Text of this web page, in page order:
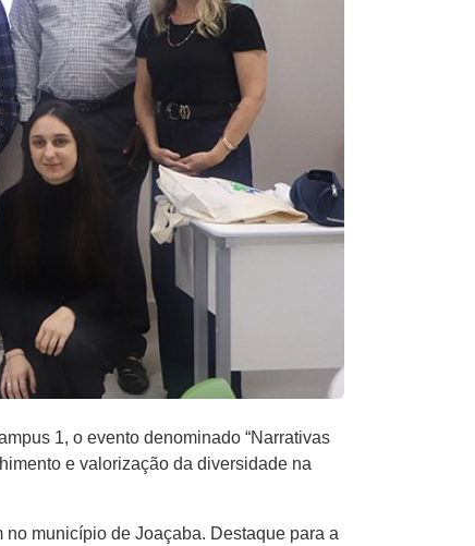
1, o evento denominado “Narrativas
e valorização da diversidade na
município de Joaçaba. Destaque para a